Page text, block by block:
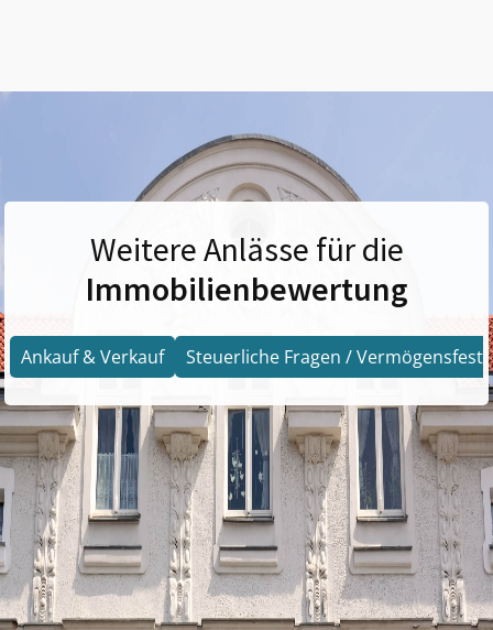
Weitere Anlässe für die
Immobilienbewertung
Ankauf & Verkauf Steuerliche Fragen /